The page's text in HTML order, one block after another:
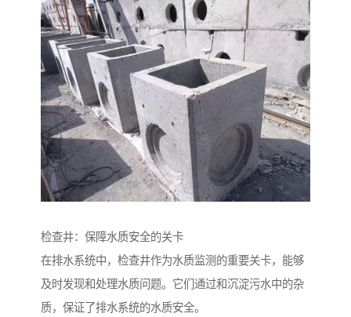
检查井：保障水质安全的关卡
在排水系统中，检查井作为水质监测的重要关卡，能够
及时发现和处理水质问题。它们通过和沉淀污水中的杂
质，保证了排水系统的水质安全。